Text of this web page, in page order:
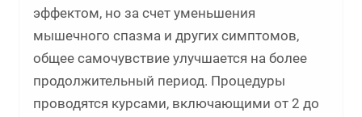
эффектом, но за счет уменьшения
мышечного спазма и других симптомов,
общее самочувствие улучшается на более
продолжительный период. Процедуры
проводятся курсами, включающими от 2 до